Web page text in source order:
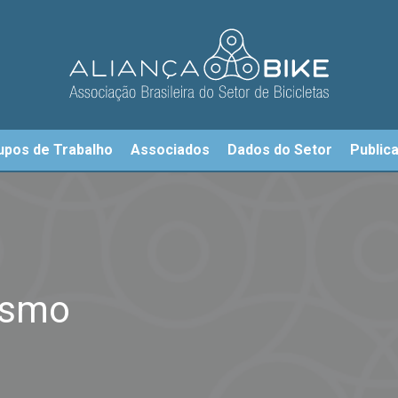
de Trabalho Associados Dados do Setor